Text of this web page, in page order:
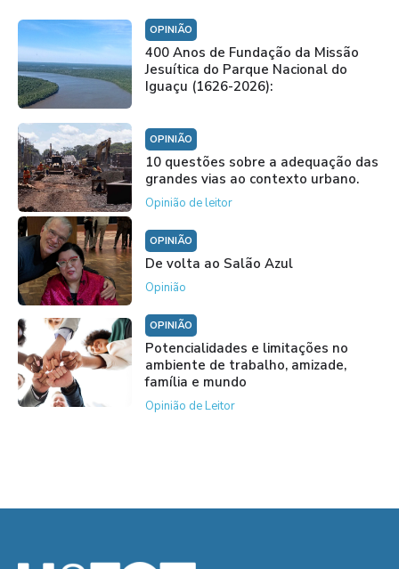
OPINIÃO
400 Anos de Fundação da Missão
Jesuítica do Parque Nacional do
Iguaçu (1626-2026):
OPINIÃO
10 questões sobre a adequação das
grandes vias ao contexto urbano.
Opinião de leitor
OPINIÃO
De volta ao Salão Azul
Opinião
OPINIÃO
Potencialidades e limitações no
ambiente de trabalho, amizade,
família e mundo
Opinião de Leitor